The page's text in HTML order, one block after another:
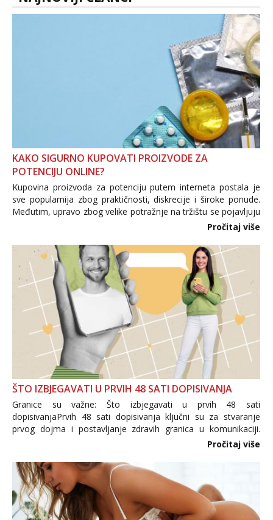
KAKO SIGURNO KUPOVATI PROIZVODE ZA
POTENCIJU ONLINE?
Kupovina proizvoda za potenciju putem interneta postala je
sve popularnija zbog praktičnosti, diskrecije i široke ponude.
Međutim, upravo zbog velike potražnje na tržištu se pojavljuju
i brojni krivotvoreni proizvodi, nepouzdane internetske
Pročitaj više
ŠTO IZBJEGAVATI U PRVIH 48 SATI DOPISIVANJA
Granice su važne: Što izbjegavati u prvih 48 sati
dopisivanjaPrvih 48 sati dopisivanja ključni su za stvaranje
prvog dojma i postavljanje zdravih granica u komunikaciji.
Važno je izbjeći prebrzo otkrivanje osobnih ili intimnih
informacija, jer nepoznata osoba još nije zaslužila to
povjerenje. Takođe...
Pročitaj više